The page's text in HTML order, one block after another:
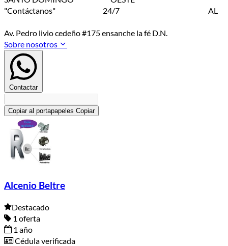
"Contáctanos" 24/7 AL
Av. Pedro livio cedeño #175 ensanche la fé D.N.
Sobre nosotros
Contactar
Copiar al portapapeles Copiar
Alcenio Beltre
Destacado
1 oferta
1 año
Cédula verificada